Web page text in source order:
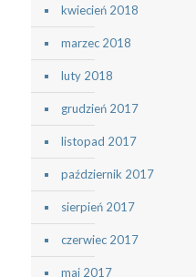
kwiecień 2018
marzec 2018
luty 2018
grudzień 2017
listopad 2017
październik 2017
sierpień 2017
czerwiec 2017
maj 2017